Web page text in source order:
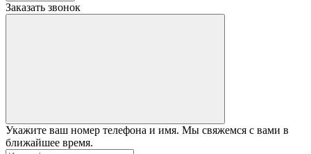
Заказать звонок
Укажите ваш номер телефона и имя. Мы свяжемся с вами в
ближайшее время.